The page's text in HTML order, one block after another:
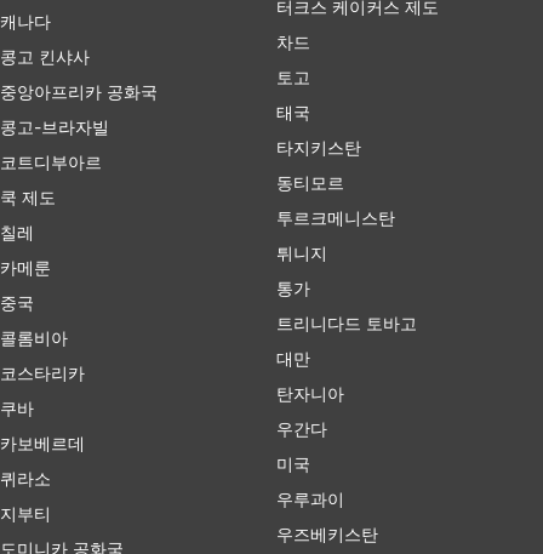
캐나다
콩고 킨샤사
중앙아프리카 공화국
콩고-브라자빌
코트디부아르
쿡 제도
칠레
카메룬
중국
콜롬비아
코스타리카
쿠바
카보베르데
퀴라소
지부티
도미니카 공화국
터크스 케이커스 제도
차드
토고
태국
타지키스탄
동티모르
투르크메니스탄
튀니지
통가
트리니다드 토바고
대만
탄자니아
우간다
미국
우루과이
우즈베키스탄